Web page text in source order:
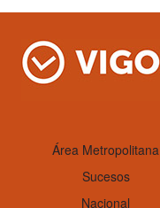
Área Metropolitana
Sucesos
Nacional